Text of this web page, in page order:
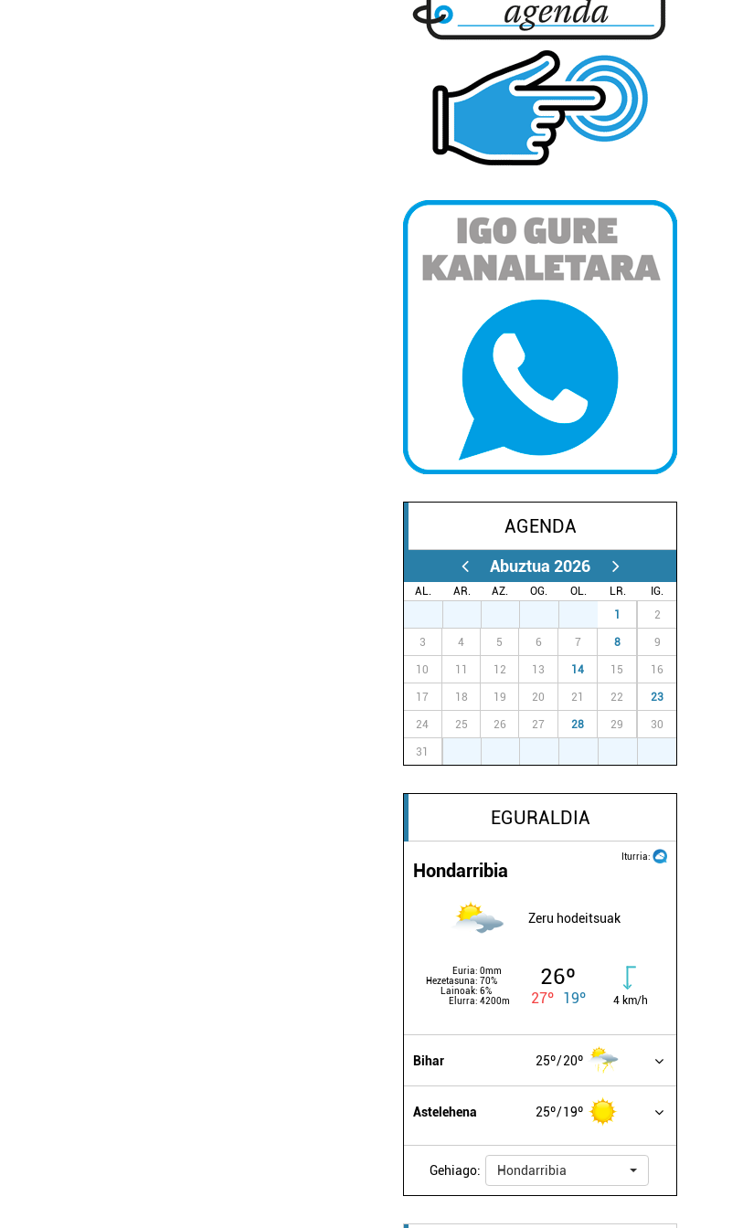
AGENDA
Abuztua 2026
AL. AR. AZ. OG. OL. LR.
IG.
1 2
3 4 5 6 7 8 9
10 11 12 13 14 15 16
17 18 19 20 21 22 23
24 25 26 27 28 29 30
31
EGURALDIA
Iturria:
Hondarribia
Zeru hodeitsuak
Euria: 0mm
Hezetasuna: 70%
Lainoak: 6%
Elurra: 4200m
26º
27º 19º 4 km/h
Bihar 25º 20º
Astelehena 25º 19º
Gehiago: Hondarribia